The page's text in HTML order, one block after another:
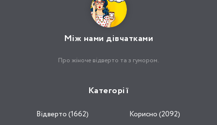
Між нами дівчатками
Про жіноче відверто та з гумором.
Категорії
Відвертo (1662)
Корисно (2092)